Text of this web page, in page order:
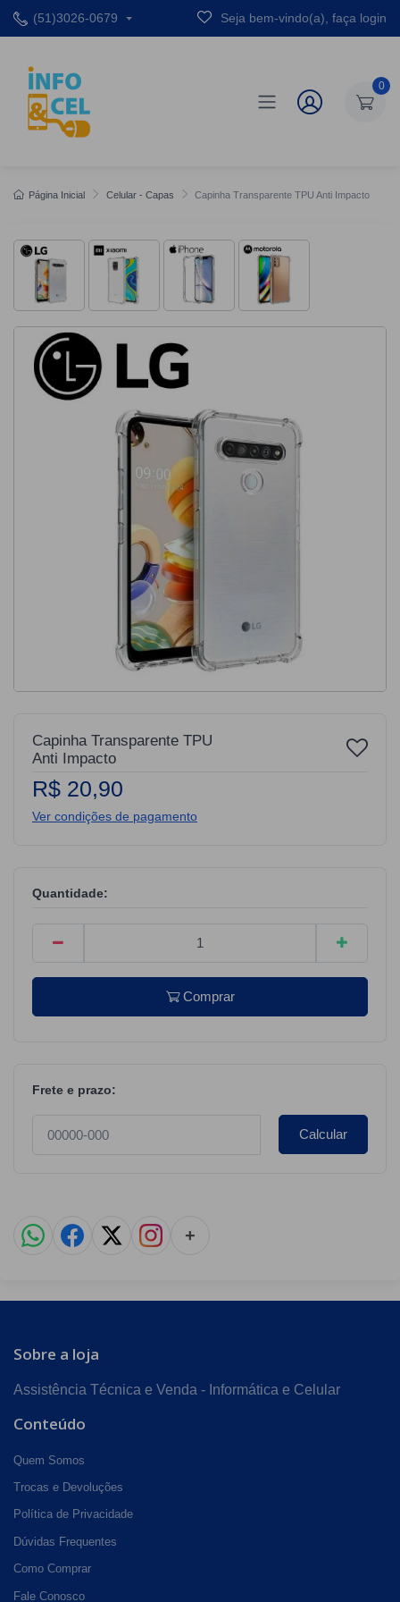
(51)3026-0679 Seja bem-vindo(a), faça login
0
Página Inicial Celular - Capas Capinha Transparente TPU Anti Impacto
Capinha Transparente TPU
Anti Impacto
R$ 20,90
Ver condições de pagamento
Quantidade:
Comprar
Frete e prazo:
Calcular
+
Sobre a loja
Assistência Técnica e Venda - Informática e Celular
Conteúdo
Quem Somos
Trocas e Devoluções
Política de Privacidade
Dúvidas Frequentes
Como Comprar
Fale Conosco